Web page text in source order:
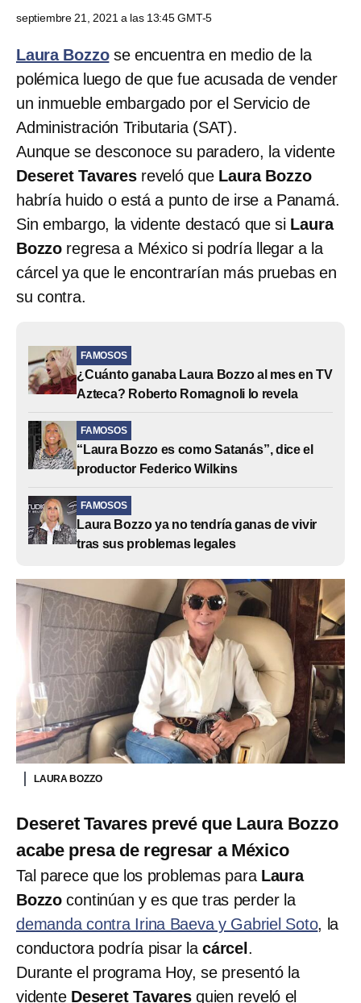
septiembre 21, 2021 a las 13:45 GMT-5
Laura Bozzose encuentra en medio de la
polémica luego de que fue acusada de vender
un inmueble embargado por el Servicio de
Administración Tributaria (SAT).
Aunque se desconoce su paradero, la vidente
Deseret Tavaresreveló que Laura Bozzo
habría huido o está a punto de irse a Panamá.
Sin embargo, la vidente destacó que si Laura
Bozzo regresa a México si podría llegar a la
cárcel ya que le encontrarían más pruebas en
su contra.
FAMOSOS
¿Cuánto ganaba Laura Bozzo al mes en TV
Azteca? Roberto Romagnoli lo revela
FAMOSOS
“Laura Bozzo es como Satanás”, dice el
productor Federico Wilkins
FAMOSOS
Laura Bozzo ya no tendría ganas de vivir
tras sus problemas legales
LAURA BOZZO
Deseret Tavares prevé que Laura Bozzo
acabe presa de regresar a México
Tal parece que los problemas paraLaura
Bozzocontinúan y es que tras perder la
demanda contra Irina Baeva y Gabriel Soto, la
conductora podría pisar lacárcel .
Durante el programa Hoy, se presentó la
videnteDeseret Tavaresquien reveló el